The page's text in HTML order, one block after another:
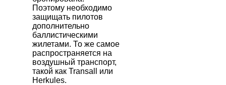
Поэтому необходимо
защищать пилотов
дополнительно
баллистическими
жилетами. То же самое
распространяется на
воздушный транспорт,
такой как Transall или
Herkules.